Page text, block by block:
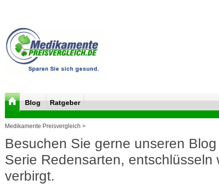
Blog Ratgeber
Medikamente Preisvergleich >
Besuchen Sie gerne unseren
Serie Redensarten, entschlüsseln
verbirgt.